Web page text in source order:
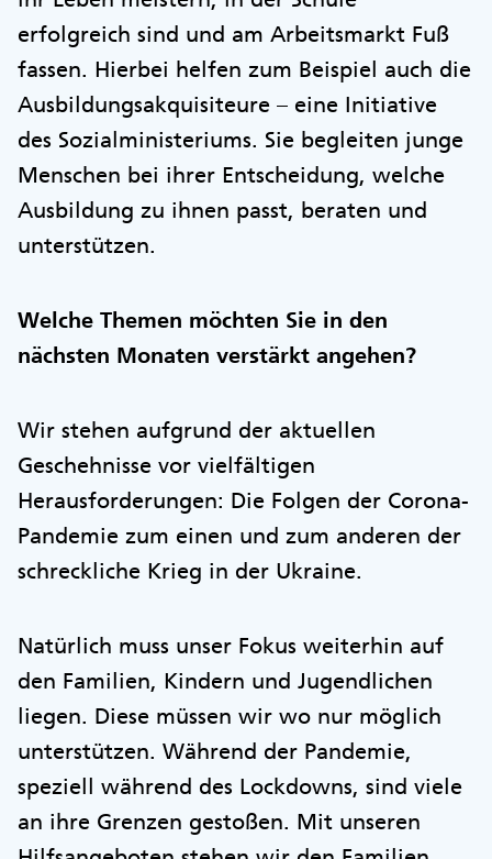
erfolgreich sind und am Arbeitsmarkt Fuß
fassen. Hierbei helfen zum Beispiel auch die
Ausbildungsakquisiteure – eine Initiative
des Sozialministeriums. Sie begleiten junge
Menschen bei ihrer Entscheidung, welche
Ausbildung zu ihnen passt, beraten und
unterstützen.
Welche Themen möchten Sie in den
nächsten Monaten verstärkt angehen?
Wir stehen aufgrund der aktuellen
Geschehnisse vor vielfältigen
Herausforderungen: Die Folgen der Corona-
Pandemie zum einen und zum anderen der
schreckliche Krieg in der Ukraine.
Natürlich muss unser Fokus weiterhin auf
den Familien, Kindern und Jugendlichen
liegen. Diese müssen wir wo nur möglich
unterstützen. Während der Pandemie,
speziell während des Lockdowns, sind viele
an ihre Grenzen gestoßen. Mit unseren